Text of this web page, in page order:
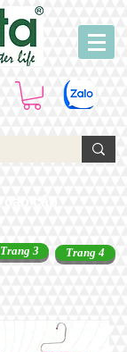
Trang 3 Trang 4